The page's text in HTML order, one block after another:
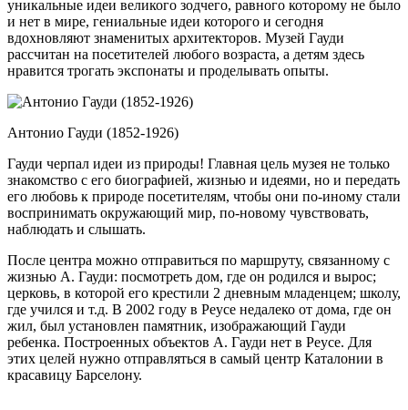
уникальные идеи великого зодчего, равного которому не было
и нет в мире, гениальные идеи которого и сегодня
вдохновляют знаменитых архитекторов. Музей Гауди
рассчитан на посетителей любого возраста, а детям здесь
нравится трогать экспонаты и проделывать опыты.
Антонио Гауди (1852-1926)
Гауди черпал идеи из природы! Главная цель музея не только
знакомство с его биографией, жизнью и идеями, но и передать
его любовь к природе посетителям, чтобы они по-иному стали
воспринимать окружающий мир, по-новому чувствовать,
наблюдать и слышать.
После центра можно отправиться по маршруту, связанному с
жизнью А. Гауди: посмотреть дом, где он родился и вырос;
церковь, в которой его крестили 2 дневным младенцем; школу,
где учился и т.д. В 2002 году в Реусе недалеко от дома, где он
жил, был установлен памятник, изображающий Гауди
ребенка. Построенных объектов А. Гауди нет в Реусе. Для
этих целей нужно отправляться в самый центр Каталонии в
красавицу Барселону.